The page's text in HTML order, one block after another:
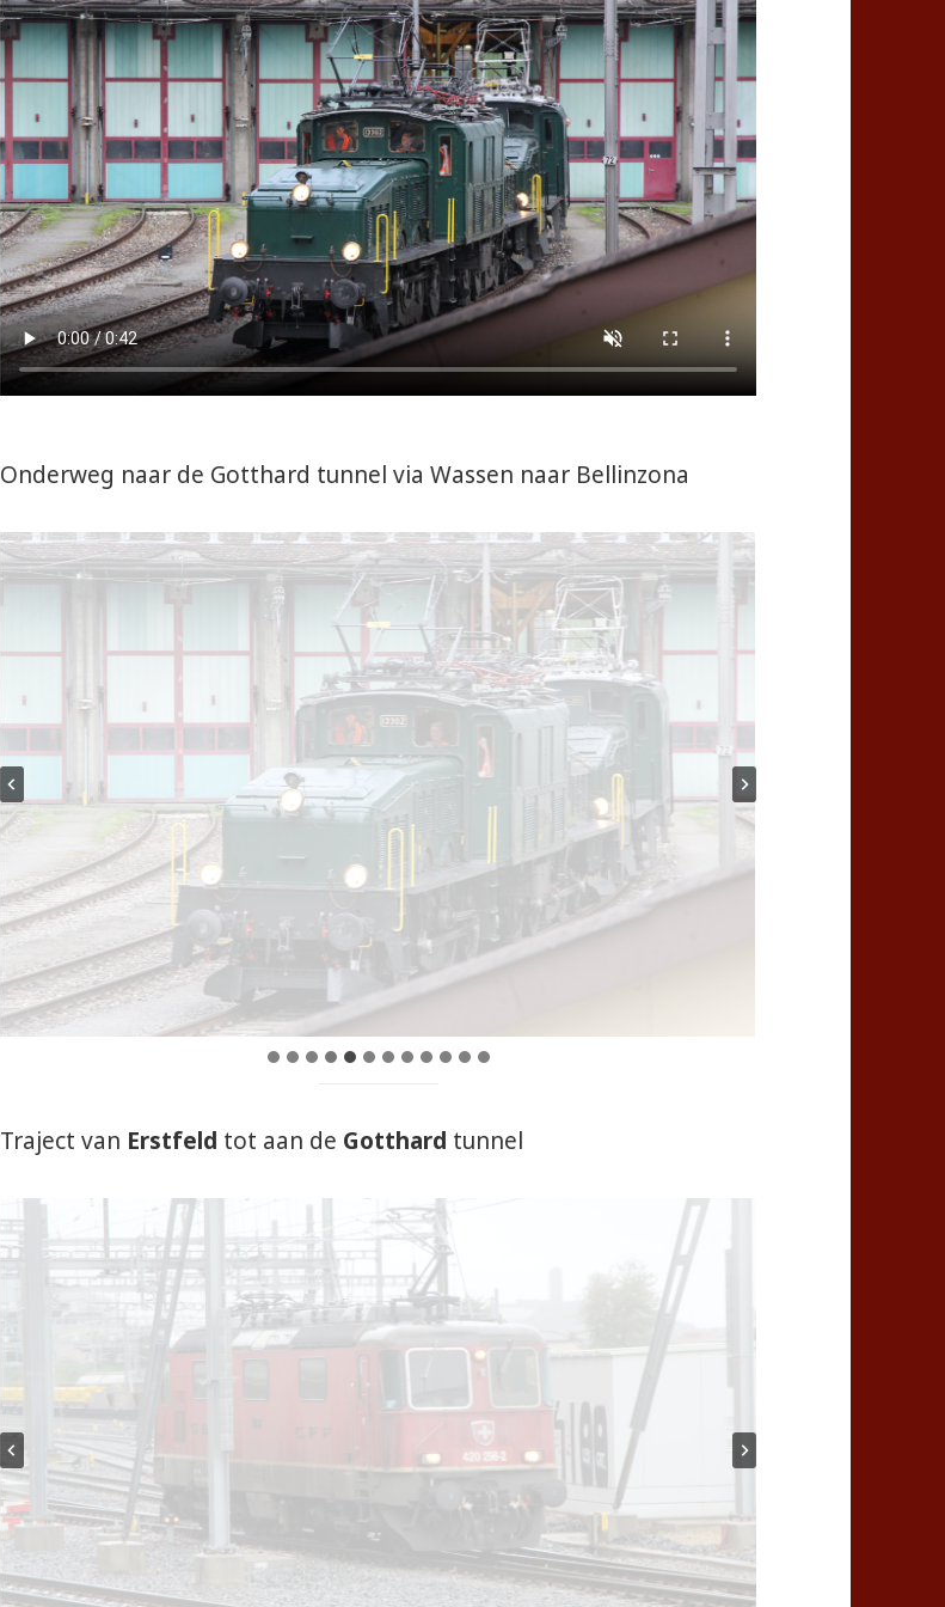
Onderweg naar de Gotthard tunnel via Wassen naar Bellinzona
Traject van Erstfeld tot aan de Gotthard tunnel